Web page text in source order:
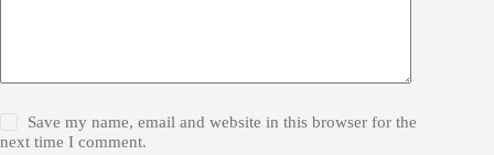
Save my name, email and website in this browser for the
next time I comment.